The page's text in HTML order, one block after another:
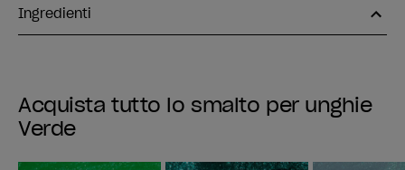
Ingredienti
Acquista tutto lo smalto per unghie
Verde